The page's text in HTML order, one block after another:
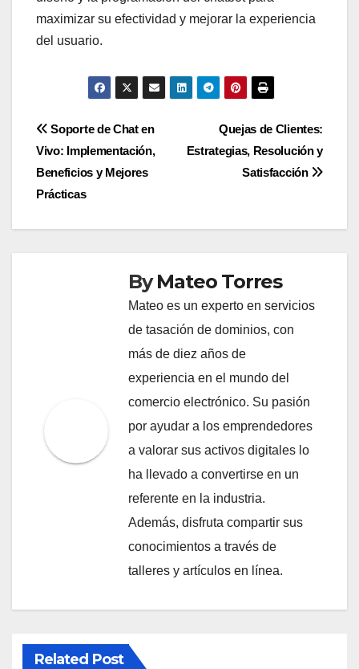
maximizar su efectividad y mejorar la experiencia
del usuario.
Post
navigation
Quejas de Clientes:
Estrategias, Resolución y
Satisfacción
Soporte de Chat en
Vivo: Implementación,
Beneficios y Mejores
Prácticas
ByMateo Torres
Mateo es un experto en servicios
de tasación de dominios, con
más de diez años de
experiencia en el mundo del
comercio electrónico. Su pasión
por ayudar a los emprendedores
a valorar sus activos digitales lo
ha llevado a convertirse en un
referente en la industria.
Además, disfruta compartir sus
conocimientos a través de
talleres y artículos en línea.
Related Post